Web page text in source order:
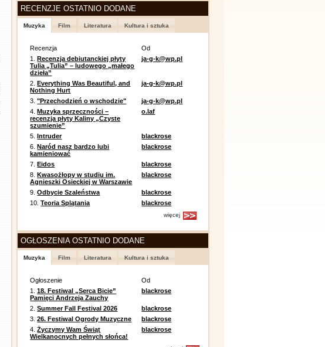
RECENZJE OSTATNIO DODANE
Muzyka Film Literatura Kultura i sztuka
Recenzja
Od
1.Recenzja debiutanckiej płyty
Tulia „Tulia” – ludowego „małego
dzieła”
ja-g-k@wp.pl
2.Everything Was Beautiful, and
Nothing Hurt
ja-g-k@wp.pl
3."Przechodzień o wschodzie"
ja-g-k@wp.pl
4.Muzyka sprzeczności –
recenzja płyty Kaliny „Czyste
szumienie”
o.laf
5.Intruder
blackrose
6.Naród nasz bardzo lubi
kamieniować
blackrose
7.Eidos
blackrose
8.Kwasożłopy w studiu im.
Agnieszki Osieckiej w Warszawie
blackrose
9.Odbycie Szaleństwa
blackrose
10.Teoria Splątania blackrose
więcej
OGŁOSZENIA OSTATNIO DODANE
Muzyka Film Literatura Kultura i sztuka
Ogłoszenie
Od
1.18. Festiwal „Serca Bicie”
Pamięci Andrzeja Zauchy
blackrose
2.Summer Fall Festival 2026
blackrose
3.26. Festiwal Ogrody Muzyczne
blackrose
4.Życzymy Wam Świąt
Wielkanocnych pełnych słońca!
blackrose